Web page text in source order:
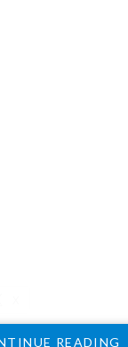
READING